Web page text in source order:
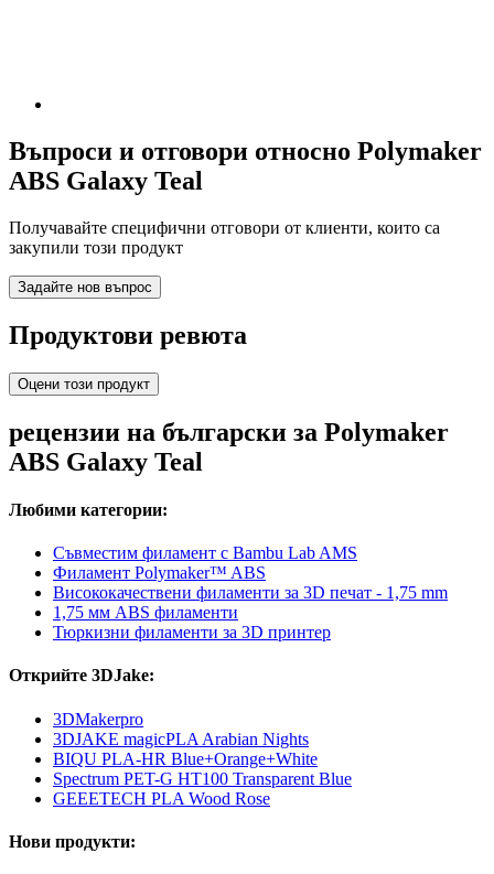
Въпроси и отговори относно Polymaker
ABS Galaxy Teal
Получавайте специфични отговори от клиенти, които са
закупили този продукт
Задайте нов въпрос
Продуктови ревюта
Оцени този продукт
рецензии на български за Polymaker
ABS Galaxy Teal
Любими категории:
Съвместим филамент с Bambu Lab AMS
Филамент Polymaker™ ABS
Висококачествени филаменти за 3D печат - 1,75 mm
1,75 мм ABS филаменти
Тюркизни филаменти за 3D принтер
Открийте 3DJake:
3DMakerpro
3DJAKE magicPLA Arabian Nights
BIQU PLA-HR Blue+Orange+White
Spectrum PET-G HT100 Transparent Blue
GEEETECH PLA Wood Rose
Нови продукти: